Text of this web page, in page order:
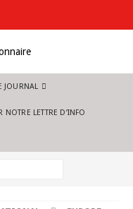
JOURNAL
NOTRE LETTRE D’INFO